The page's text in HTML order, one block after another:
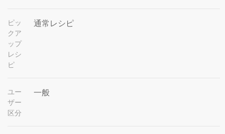
ピッ
クア
ップ
レシ
ピ
通常レシピ
ユー
ザー
区分
一般